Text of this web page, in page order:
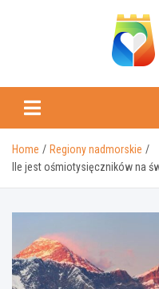
Home
Regiony nadmorskie
Ile jest ośmiotysięczników na